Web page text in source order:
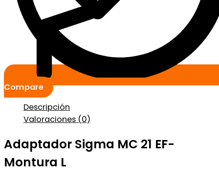
Compare
Descripción
Valoraciones (0)
Adaptador Sigma MC 21 EF-
Montura L